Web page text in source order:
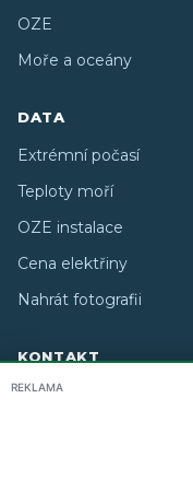
OZE
Moře a oceány
DATA
Extrémní počasí
Teploty moří
OZE instalace
Cena elektřiny
Nahrát fotografii
KONTAKT
O nás
REKLAMA